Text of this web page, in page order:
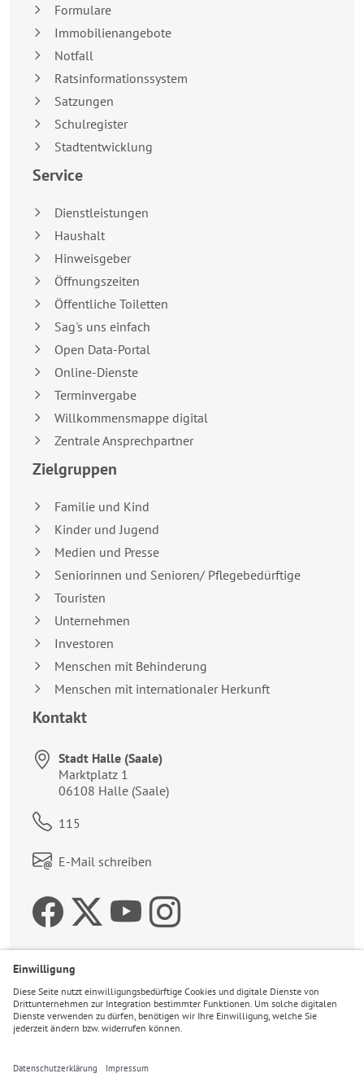
Formulare
Immobilienangebote
Notfall
Ratsinformationssystem
Satzungen
Schulregister
Stadtentwicklung
Service
Dienstleistungen
Haushalt
Hinweisgeber
Öffnungszeiten
Öffentliche Toiletten
Sag's uns einfach
Open Data-Portal
Online-Dienste
Terminvergabe
Willkommensmappe digital
Zentrale Ansprechpartner
Zielgruppen
Familie und Kind
Kinder und Jugend
Medien und Presse
Seniorinnen und Senioren/ Pflegebedürftige
Touristen
Unternehmen
Investoren
Menschen mit Behinderung
Menschen mit internationaler Herkunft
Kontakt
Stadt Halle (Saale)
Anschrift:
Marktplatz 1
06108 Halle (Saale)
Telefon:
115
Link zum Kontaktformular:
E-Mail schreiben
Zur Facebookseite
Zum
ZurZur
Wetter
24°C Leicht bewölkt